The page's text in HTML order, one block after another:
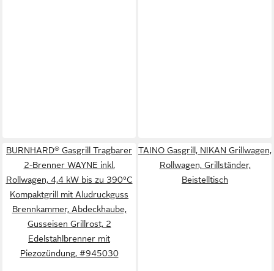
BURNHARD® Gasgrill Tragbarer
2-Brenner WAYNE inkl.
Rollwagen, 4,4 kW bis zu 390°C
Kompaktgrill mit Aludruckguss
Brennkammer, Abdeckhaube,
Gusseisen Grillrost, 2
Edelstahlbrenner mit
Piezozündung, #945030
TAINO Gasgrill, NIKAN Grillwagen,
Rollwagen, Grillständer,
Beistelltisch